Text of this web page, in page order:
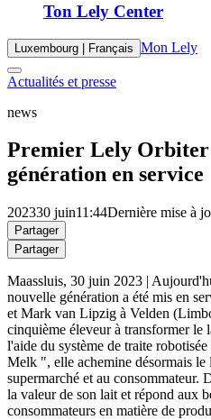
Ton Lely Center
Luxembourg | Français Mon Lely
Actualités et presse
news
Premier Lely Orbiter
génération en service
202330 juin11:44Dernière mise à
Partager
Partager
Maassluis, 30 juin 2023 |
nouvelle génération a été mis en
et Mark van Lipzig à Velden
cinquième éleveur à transformer le
l'aide du système de traite
Melk ", elle achemine désormais le
supermarché et au consommateur.
la valeur de son lait et répond aux
consommateurs en matière de